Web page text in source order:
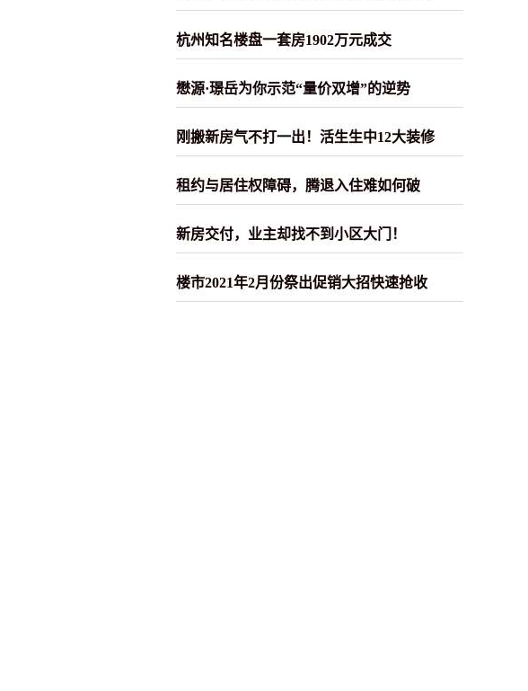
杭州知名楼盘一套房1902万元成交
懋源·璟岳为你示范“量价双增”的逆势
刚搬新房气不打一出！活生生中12大装修
租约与居住权障碍，腾退入住难如何破
新房交付，业主却找不到小区大门！
楼市2021年2月份祭出促销大招快速抢收